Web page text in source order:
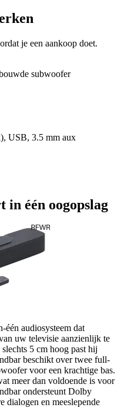
je een aankoop doet.
subwoofer
USB, 3.5 mm aux
in één oogopslag
één audiosysteem dat
uw televisie aanzienlijk te
5 cm hoog past hij
beschikt over twee full-
voor een krachtige bas.
meer dan voldoende is voor
ondersteunt Dolby
dialogen en meeslepende